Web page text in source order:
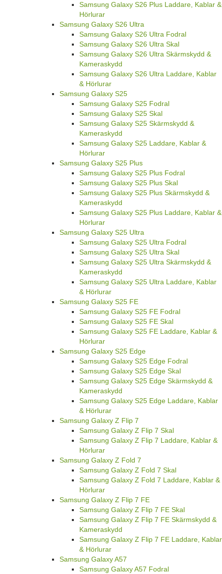
Samsung Galaxy S26 Plus Laddare, Kablar &
Hörlurar
Samsung Galaxy S26 Ultra
Samsung Galaxy S26 Ultra Fodral
Samsung Galaxy S26 Ultra Skal
Samsung Galaxy S26 Ultra Skärmskydd &
Kameraskydd
Samsung Galaxy S26 Ultra Laddare, Kablar
& Hörlurar
Samsung Galaxy S25
Samsung Galaxy S25 Fodral
Samsung Galaxy S25 Skal
Samsung Galaxy S25 Skärmskydd &
Kameraskydd
Samsung Galaxy S25 Laddare, Kablar &
Hörlurar
Samsung Galaxy S25 Plus
Samsung Galaxy S25 Plus Fodral
Samsung Galaxy S25 Plus Skal
Samsung Galaxy S25 Plus Skärmskydd &
Kameraskydd
Samsung Galaxy S25 Plus Laddare, Kablar &
Hörlurar
Samsung Galaxy S25 Ultra
Samsung Galaxy S25 Ultra Fodral
Samsung Galaxy S25 Ultra Skal
Samsung Galaxy S25 Ultra Skärmskydd &
Kameraskydd
Samsung Galaxy S25 Ultra Laddare, Kablar
& Hörlurar
Samsung Galaxy S25 FE
Samsung Galaxy S25 FE Fodral
Samsung Galaxy S25 FE Skal
Samsung Galaxy S25 FE Laddare, Kablar &
Hörlurar
Samsung Galaxy S25 Edge
Samsung Galaxy S25 Edge Fodral
Samsung Galaxy S25 Edge Skal
Samsung Galaxy S25 Edge Skärmskydd &
Kameraskydd
Samsung Galaxy S25 Edge Laddare, Kablar
& Hörlurar
Samsung Galaxy Z Flip 7
Samsung Galaxy Z Flip 7 Skal
Samsung Galaxy Z Flip 7 Laddare, Kablar &
Hörlurar
Samsung Galaxy Z Fold 7
Samsung Galaxy Z Fold 7 Skal
Samsung Galaxy Z Fold 7 Laddare, Kablar &
Hörlurar
Samsung Galaxy Z Flip 7 FE
Samsung Galaxy Z Flip 7 FE Skal
Samsung Galaxy Z Flip 7 FE Skärmskydd &
Kameraskydd
Samsung Galaxy Z Flip 7 FE Laddare, Kablar
& Hörlurar
Samsung Galaxy A57
Samsung Galaxy A57 Fodral